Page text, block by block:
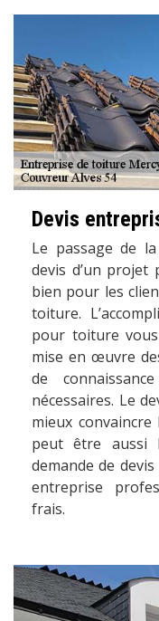
Devis
Le passage de
devis d’un
bien pour les
toiture.
pour toiture
mise en œuvre
de
nécessaires. Le
mieux
peut être aussi
demande de
entreprise
frais.